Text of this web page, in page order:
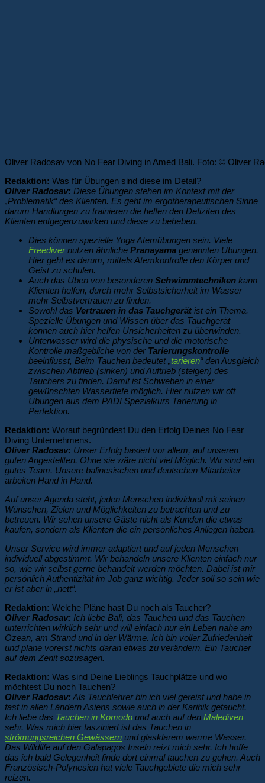
Oliver Radosav von No Fear Diving in Amed Bali. Foto: © Oliver
Redaktion: Was für Übungen sind diese im Detail?
Oliver Radosav: Diese Übungen stehen im Kontext mit der
„Problematik“ des Klienten. Es geht im ergotherapeutischen Sinne
darum Handlungen zu trainieren die helfen den Defiziten des
Klienten entgegenzuwirken und diese zu beheben.
Dies können spezielle Yoga Atemübungen sein. Viele
Freedivernutzen ähnliche Pranayama genannten Übungen.
Hier geht es darum, mittels Atemkontrolle den Körper und
Geist zu schulen.
Auch das Üben von besonderen Schwimmtechniken kann
Klienten helfen, durch mehr Selbstsicherheit im Wasser
mehr Selbstvertrauen zu finden.
Sowohl das Vertrauen in das Tauchgerätist ein Thema.
Spezielle Übungen und Wissen über das Tauchgerät
können auch hier helfen Unsicherheiten zu überwinden.
Unterwasser wird die physische und die motorische
Kontrolle maßgebliche von der Tarierungskontrolle
beeinflusst, Beim Tauchen bedeutet „tarieren“ den Ausgleich
zwischen Abtrieb (sinken) und Auftrieb (steigen) des
Tauchers zu finden. Damit ist Schweben in einer
gewünschten Wassertiefe möglich. Hier nutzen wir oft
Übungen aus dem PADI Spezialkurs Tarierung in
Perfektion.
Redaktion: Worauf begründest Du den Erfolg Deines No Fear
Diving Unternehmens.
Oliver Radosav: Unser Erfolg basiert vor allem, auf unseren
guten Angestellten. Ohne sie wäre nicht viel Möglich. Wir sind ein
gutes Team. Unsere balinesischen und deutschen Mitarbeiter
arbeiten Hand in Hand.
Auf unser Agenda steht, jeden Menschen individuell mit seinen
Wünschen, Zielen und Möglichkeiten zu betrachten und zu
betreuen. Wir sehen unsere Gäste nicht als Kunden die etwas
kaufen, sondern als Klienten die ein persönliches Anliegen haben.
Unser Service wird immer adaptiert und auf jeden Menschen
individuell abgestimmt. Wir behandeln unsere Klienten einfach nur
so, wie wir selbst gerne behandelt werden möchten. Dabei ist mir
persönlich Authentizität im Job ganz wichtig. Jeder soll so sein wie
er ist aber in „nett“.
Redaktion: Welche Pläne hast Du noch als Taucher?
Oliver Radosav: Ich liebe Bali, das Tauchen und das Tauchen
unterrichten wirklich sehr und will einfach nur ein Leben nahe am
Ozean, am Strand und in der Wärme. Ich bin voller Zufriedenheit
und plane vorerst nichts daran etwas zu verändern. Ein Taucher
auf dem Zenit sozusagen.
Redaktion: Was sind Deine Lieblings Tauchplätze und wo
möchtest Du noch Tauchen?
Oliver Radosav: Als Tauchlehrer bin ich viel gereist und habe in
fast in allen Ländern Asiens sowie auch in der Karibik getaucht.
Ich liebe das Tauchen in Komodo und auch auf den Malediven
sehr. Was mich hier fasziniert ist das Tauchen in
strömungsreichen Gewässern und glasklarem warme Wasser.
Das Wildlife auf den Galapagos Inseln reizt mich sehr. Ich hoffe
das ich bald Gelegenheit finde dort einmal tauchen zu gehen. Auch
Französisch-Polynesien hat viele Tauchgebiete die mich sehr
reizen.